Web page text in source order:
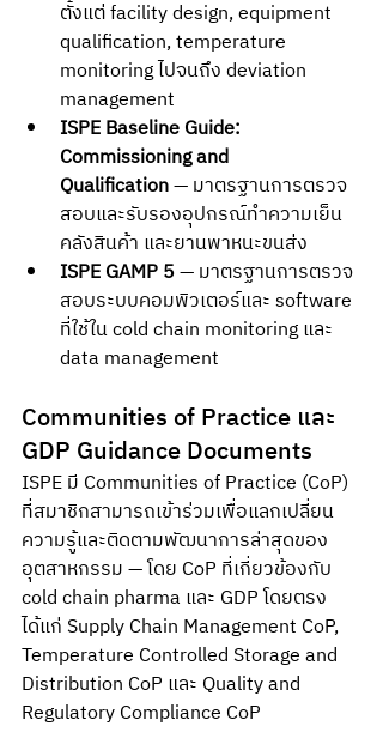
ตั้งแต่ facility design, equipment
qualification, temperature
monitoring ไปจนถึง deviation
management
ISPE Baseline Guide:
Commissioning and
Qualification — มาตรฐานการตรวจ
สอบและรับรองอุปกรณ์ทำความเย็น
คลังสินค้า และยานพาหนะขนส่ง
ISPE GAMP 5 — มาตรฐานการตรวจ
สอบระบบคอมพิวเตอร์และ software
ที่ใช้ใน cold chain monitoring และ
data management
Communities of Practice และ
GDP Guidance Documents
ISPE มี Communities of Practice (CoP)
ที่สมาชิกสามารถเข้าร่วมเพื่อแลกเปลี่ยน
ความรู้และติดตามพัฒนาการล่าสุดของ
อุตสาหกรรม — โดย CoP ที่เกี่ยวข้องกับ
cold chain pharma และ GDP โดยตรง
ได้แก่ Supply Chain Management CoP,
Temperature Controlled Storage and
Distribution CoP และ Quality and
Regulatory Compliance CoP